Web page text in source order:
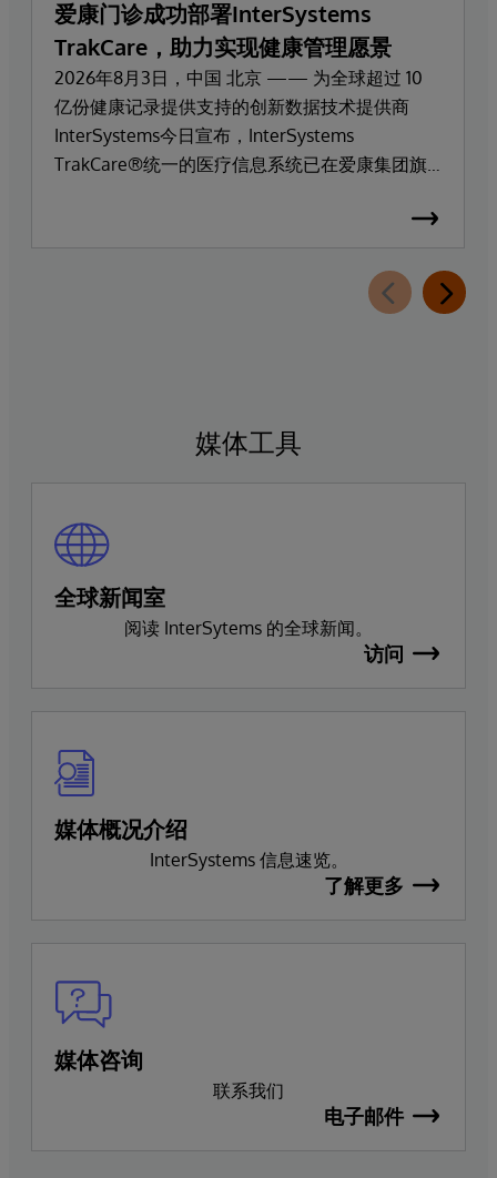
爱康门诊成功部署InterSystems
TrakCare，助力实现健康管理愿景
2026年8月3日，中国 北京 —— 为全球超过 10
亿份健康记录提供支持的创新数据技术提供商
InterSystems今日宣布，InterSystems
TrakCare®统一的医疗信息系统已在爱康集团旗
媒体工具
全球新闻室
阅读 InterSytems 的全球新闻。
访问
媒体概况介绍
InterSystems 信息速览。
了解更多
媒体咨询
联系我们
电子邮件